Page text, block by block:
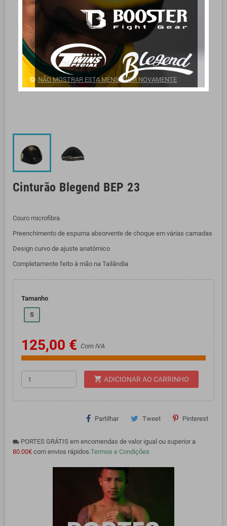
Cinturão Blegend BEP 23
Couro microfibra
Preenchimento de espuma absorvente de choque em várias camadas
Design curvo de ajuste anatómico
Completamente feito à mão na Tailândia
Tamanho
S
125,00 € Com IVA
shopping_cart ADICIONAR AO CARRINHO
Partilhar Tweet Pinterest
local_shipping PORTES GRÁTIS em encomendas de valor igual ou superior a
80.00€ com envios rápidos.Termos e Condições
NÃO MOSTRAR ESTA MENSAGEM NOVAMENTE